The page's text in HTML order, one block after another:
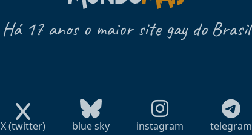
Há 17 anos o maior site gay do Brasil
X (twitter) blue sky instagram telegram